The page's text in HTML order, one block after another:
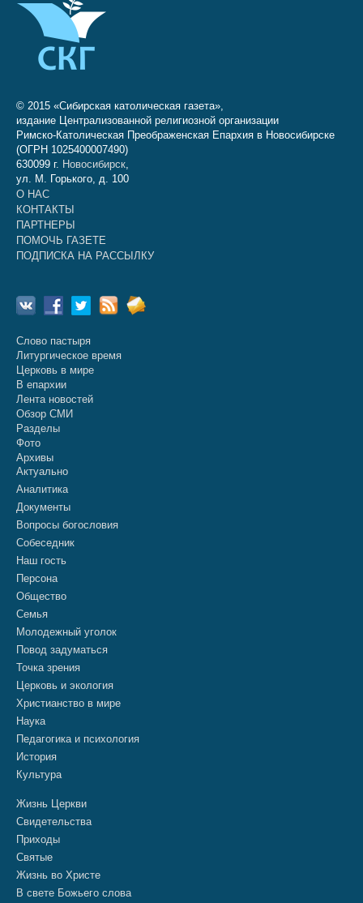
© 2015 «Сибирская католическая газета»,
издание Централизованной религиозной организации
Римско-Католическая Преображенская Епархия в Новосибирске
(ОГРН 1025400007490)
630099 г. Новосибирск
ул. М. Горького, д. 100
О НАС
КОНТАКТЫ
ПАРТНЕРЫ
ПОМОЧЬ ГАЗЕТЕ
ПОДПИСКА НА РАССЫЛКУ
Слово пастыря
Литургическое время
Церковь в мире
В епархии
Лента новостей
Обзор СМИ
Разделы
Фото
Архивы
Актуально
Аналитика
Документы
Вопросы богословия
Собеседник
Наш гость
Персона
Общество
Семья
Молодежный уголок
Повод задуматься
Точка зрения
Церковь и экология
Христианство в мире
Наука
Педагогика и психология
История
Культура
Жизнь Церкви
Свидетельства
Приходы
Святые
Жизнь во Христе
В свете Божьего слова